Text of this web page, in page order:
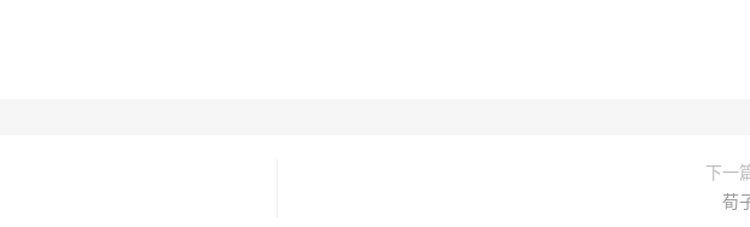
下一
荀